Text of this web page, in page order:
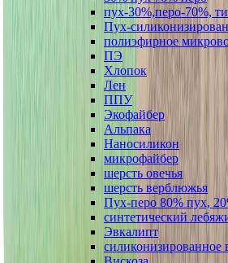
пух-30%,перо-70%,
Пух-
полиэфирное
ПЭ
Хлопок
Лен
ППУ
Экофайбер
Альпака
Наносиликон
микрофайбер
шерсть овечья
шерсть верблюжья
Пух-перо 80% пух,
синтетический
Эвкалипт
силиконизированное